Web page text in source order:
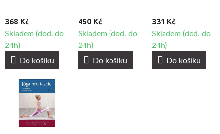
368 Kč
Skladem (dod. do
24h)
Do košíku
450 Kč
Skladem (dod. do
24h)
Do košíku
331 Kč
Skladem (dod. do
24h)
Do košíku